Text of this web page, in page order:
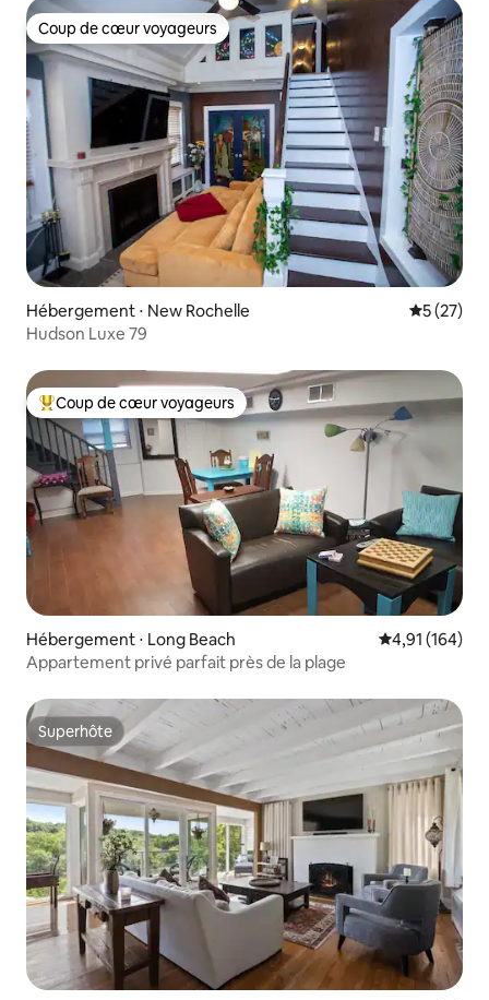
Coup de cœur voyageurs
Coup de cœur voyageurs
Hébergement ⋅ New Rochelle
5 (27)
Hudson Luxe 79
Coups de cœur voyageurs les plus appréciés
Coup de cœur voyageurs
Hébergement ⋅ Long Beach Évaluation
4,91 (164)
Appartement privé parfait près de la plage
Superhôte
Superhôte